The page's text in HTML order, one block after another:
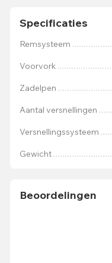
Specificaties
Remsysteem
Voorvork
Zadelpen
Aantal versnellingen
Versnellingssysteem
Gewicht
Beoordelingen